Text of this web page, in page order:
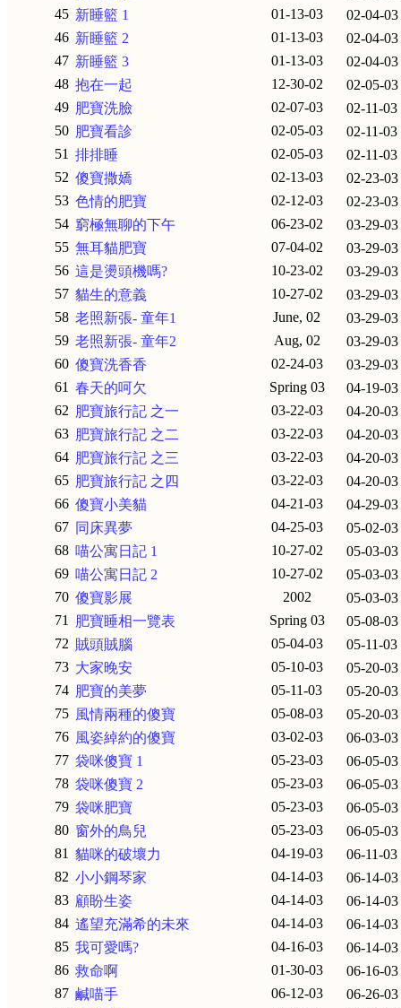
45 新睡籃 1 01-13-03
02-04-03
46 新睡籃 2 01-13-03
02-04-03
47 新睡籃 3 01-13-03
02-04-03
48 抱在一起 12-30-02
02-05-03
49 肥寶洗臉 02-07-03
02-11-03
50 肥寶看診 02-05-03
02-11-03
51 排排睡 02-05-03
02-11-03
52 傻寶撒嬌 02-13-03
02-23-03
53 色情的肥寶 02-12-03
02-23-03
54 窮極無聊的下午 06-23-02
03-29-03
55 無耳貓肥寶 07-04-02
03-29-03
56 這是燙頭機嗎? 10-23-02
03-29-03
57 貓生的意義 10-27-02
03-29-03
58 老照新張- 童年1 June, 02
03-29-03
59 老照新張- 童年2 Aug, 02
03-29-03
60 傻寶洗香香 02-24-03
03-29-03
61 春天的呵欠 Spring 03
04-19-03
62 肥寶旅行記 之一 03-22-03
04-20-03
63 肥寶旅行記 之二 03-22-03
04-20-03
64 肥寶旅行記 之三 03-22-03
04-20-03
65 肥寶旅行記 之四 03-22-03
04-20-03
66 傻寶小美貓 04-21-03
04-29-03
67 同床異夢 04-25-03
05-02-03
68 喵公寓日記 1 10-27-02
05-03-03
69 喵公寓日記 2 10-27-02
05-03-03
70 傻寶影展 2002
05-03-03
71
肥寶睡相一覽表 Spring 03
05-08-03
72 賊頭賊腦 05-04-03
05-11-03
73 大家晚安 05-10-03
05-20-03
74 肥寶的美夢 05-11-03
05-20-03
75 風情兩種的傻寶 05-08-03
05-20-03
76 風姿綽約的傻寶 03-02-03
06-03-03
77 袋咪傻寶 1 05-23-03
06-05-03
78 袋咪傻寶 2 05-23-03
06-05-03
79 袋咪肥寶 05-23-03
06-05-03
80 窗外的鳥兒 05-23-03
06-05-03
81 貓咪的破壞力 04-19-03
06-11-03
82 小小鋼琴家 04-14-03
06-14-03
83 顧盼生姿 04-14-03
06-14-03
84 遙望充滿希的未來 04-14-03
06-14-03
85 我可愛嗎? 04-16-03
06-14-03
86 救命啊 01-30-03
06-16-03
87 鹹喵手 06-12-03
06-26-03